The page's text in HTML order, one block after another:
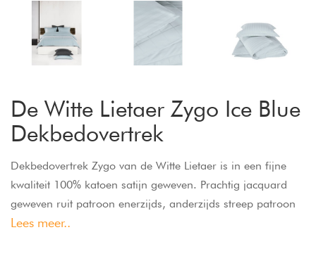
De Witte Lietaer Zygo Ice Blue
Dekbedovertrek
Dekbedovertrek Zygo van de Witte Lietaer is in een fijne
kwaliteit 100% katoen satijn geweven. Prachtig jacquard
geweven ruit patroon enerzijds, anderzijds streep patroon
maakt dit een tijdloos uni dessin. Fijne hotel kwaliteit voor
Lees meer..